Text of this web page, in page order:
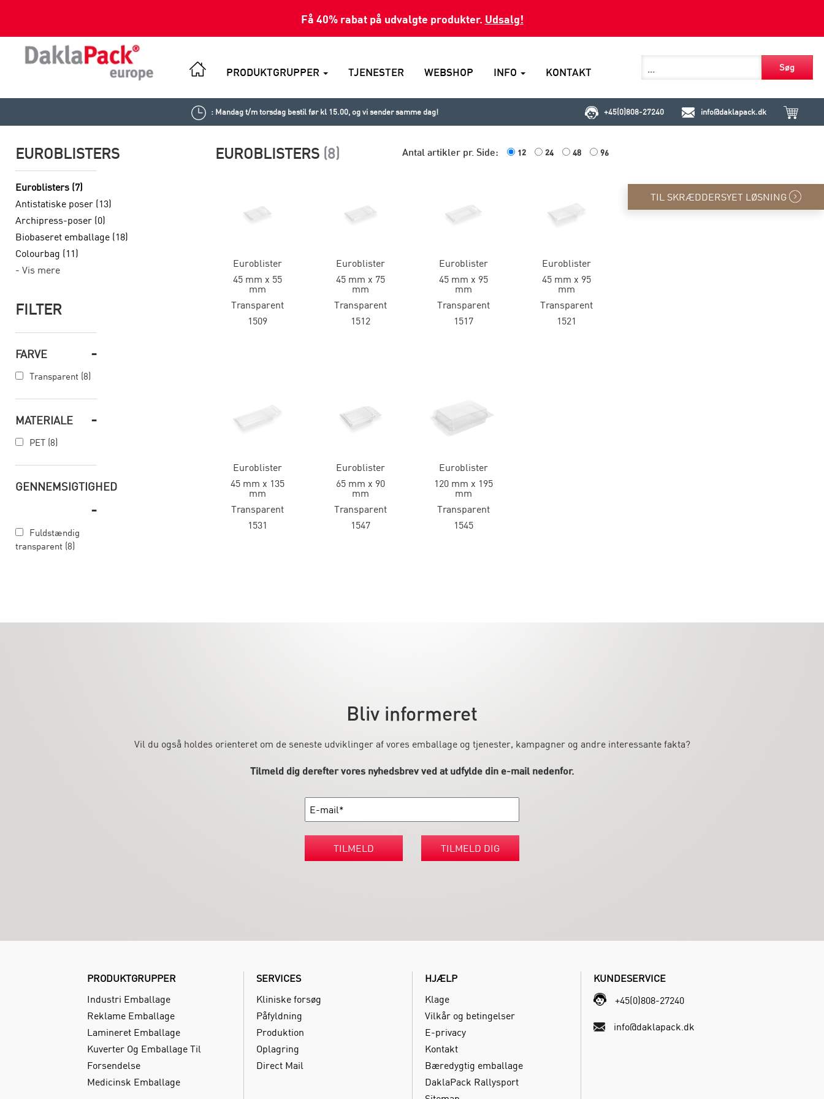
Få 40% rabat på udvalgte produkter. Udsalg!
PRODUKTGRUPPER TJENESTER WEBSHOP INFO KONTAKT Søg
: Mandag t/m torsdag bestil før kl 15.00, og vi sender samme dag! +45(0)808-27240 info@daklapack.dk
TIL SKRÆDDERSYET LØSNING
EUROBLISTERS
Euroblisters (7)
Antistatiske poser (13)
Archipress-poser (0)
Biobaseret emballage (18)
Colourbag (11)
- Vis mere
FILTER
FARVE -
Transparent (8)
MATERIALE -
PET (8)
GENNEMSIGTIGHED
-
Fuldstændig
transparent (8)
EUROBLISTERS (8) Antal artikler pr. Side: 12 24 48 96
Euroblister
45 mm x 55
mm
Transparent
1509
Euroblister
45 mm x 75
mm
Transparent
1512
Euroblister
45 mm x 95
mm
Transparent
1517
Euroblister
45 mm x 95
mm
Transparent
1521
Euroblister
45 mm x 135
mm
Transparent
1531
Euroblister
65 mm x 90
mm
Transparent
1547
Euroblister
120 mm x 195
mm
Transparent
1545
Bliv informeret
Vil du også holdes orienteret om de seneste udviklinger af vores emballage og tjenester, kampagner og andre interessante fakta?
Tilmeld dig derefter vores nyhedsbrev ved at udfylde din e-mail nedenfor.
TILMELD TILMELD DIG
PRODUKTGRUPPER
Industri Emballage
Reklame Emballage
Lamineret Emballage
Kuverter Og Emballage Til
Forsendelse
Medicinsk Emballage
SERVICES
Kliniske forsøg
Påfyldning
Produktion
Oplagring
Direct Mail
HJÆLP
Klage
Vilkår og betingelser
E-privacy
Kontakt
Bæredygtig emballage
DaklaPack Rallysport
KUNDESERVICE
+45(0)808-27240
info@daklapack.dk